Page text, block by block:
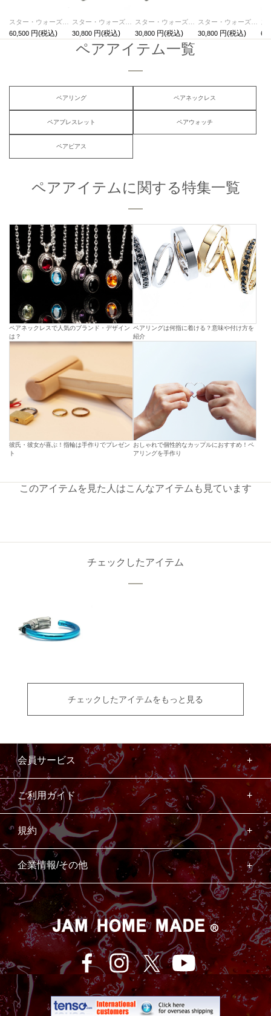
スター・ウォーズ"STARWARS™"ライトセーバーネックレス-3peace-
60,500
スター・ウォーズ"STARWARS™"ライトセーバーネックレス-DARTHVADER-
30,800
スター・ウォーズ"STARWARS™"ライトセーバーネックレス-LUKE-
30,800
スター・ウォーズ"STARWARS™"ライトセーバーネックレス-MASTERYODA-
30,800
ペアアイテム一覧
ペアリング ペアネックレス
ペアブレスレット ペアウォッチ
ペアピアス
ペアアイテムに関する特集一覧
ペアネックレスで人気のブランド・デザイン
は？
ペアリングは何指に着ける？意味や付け方を
紹介
彼氏・彼女が喜ぶ！指輪は手作りでプレゼン
ト
おしゃれで個性的なカップルにおすすめ！ペ
アリングを手作り
このアイテムを見た人はこんなアイテムも見ています
チェックしたアイテム
チェックしたアイテムをもっと見る
会員サービス
ご利用ガイド
規約
企業情報/その他